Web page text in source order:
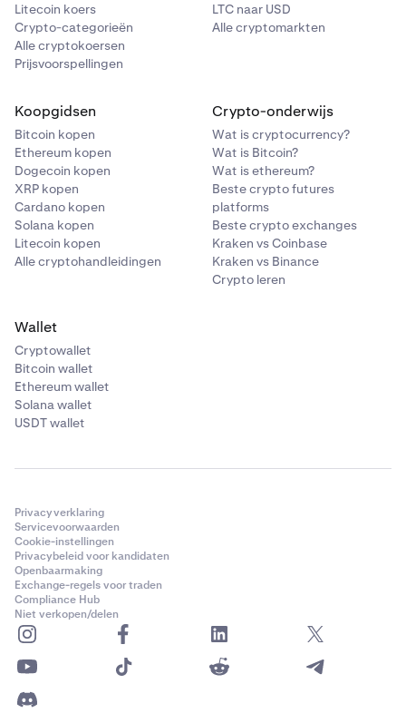
Litecoin koers
Crypto-categorieën
Alle cryptokoersen
Prijsvoorspellingen
LTC naar USD
Alle cryptomarkten
Koopgidsen
Bitcoin kopen
Ethereum kopen
Dogecoin kopen
XRP kopen
Cardano kopen
Solana kopen
Litecoin kopen
Alle cryptohandleidingen
Crypto-onderwijs
Wat is cryptocurrency?
Wat is Bitcoin?
Wat is ethereum?
Beste crypto futures
platforms
Beste crypto exchanges
Kraken vs Coinbase
Kraken vs Binance
Crypto leren
Wallet
Cryptowallet
Bitcoin wallet
Ethereum wallet
Solana wallet
USDT wallet
Privacyverklaring
Servicevoorwaarden
Cookie-instellingen
Privacybeleid voor kandidaten
Openbaarmaking
Exchange-regels voor traden
Compliance Hub
Niet verkopen/delen